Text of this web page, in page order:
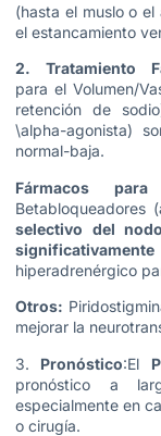
(hasta el muslo o
el estancamiento
2. Tratamiento
para el Volumen/
retención de
\alpha-agonista)
normal-baja.
Fármacos
Betabloqueadores
selectivo del
hiperadrenérgico
Otros:
mejorar la
3. Pronóstico:El
pronóstico a
especialmente en
o cirugía.